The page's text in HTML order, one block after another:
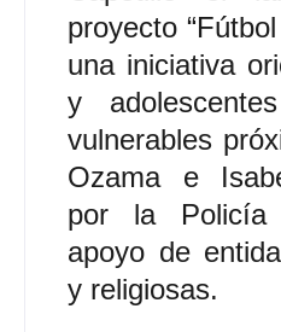
proyecto
una iniciativa
y
vulnerables
Ozama e
por la Policía
apoyo de
y religiosas.